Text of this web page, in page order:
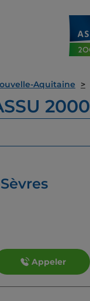
Aquitaine
2000
Appeler